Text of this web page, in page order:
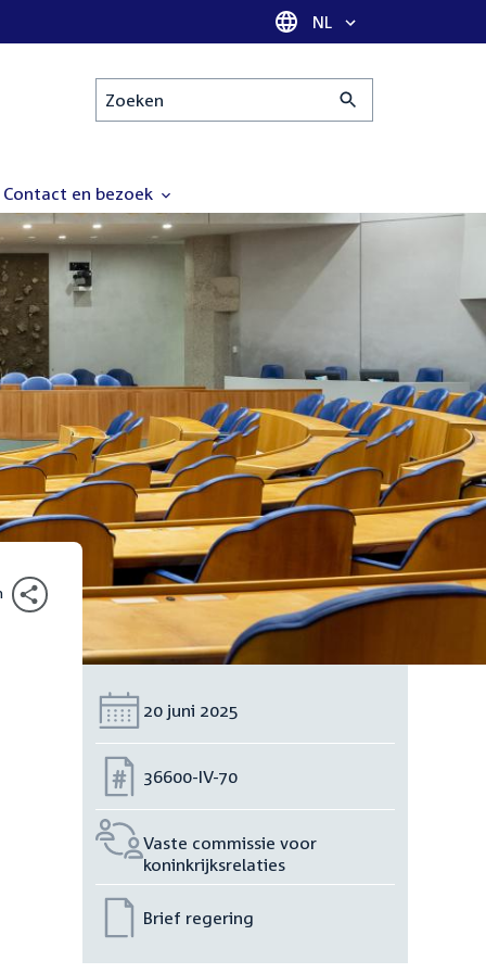
Taal selectie
NL
Zoeken
Contact en bezoek
Datum:
20 juni 2025
Nummer:
36600-IV-70
Vaste commissie voor
koninkrijksrelaties
Brief regering